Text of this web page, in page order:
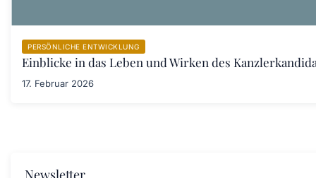
PERSÖNLICHE ENTWICKLUNG
Einblicke in das Leben und Wirken des
17. Februar 2026
Newsletter